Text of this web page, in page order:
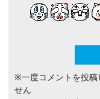
※一度コメントを投稿
せん